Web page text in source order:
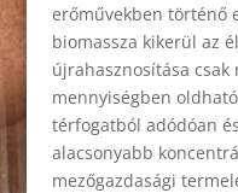
erőművekben történő
biomassza kikerül az
újrahasznosítása
mennyiségben
térfogatból adódóan
alacsonyabb
mezőgazdasági